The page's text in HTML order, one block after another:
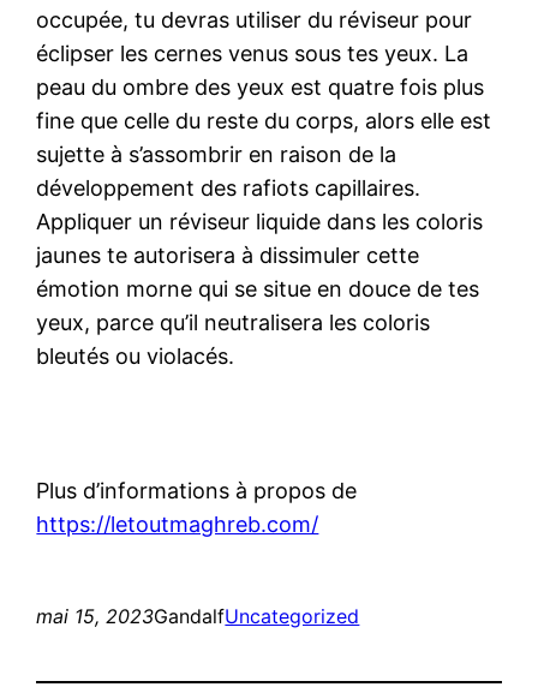
occupée, tu devras utiliser du réviseur pour
éclipser les cernes venus sous tes yeux. La
peau du ombre des yeux est quatre fois plus
fine que celle du reste du corps, alors elle est
sujette à s’assombrir en raison de la
développement des rafiots capillaires.
Appliquer un réviseur liquide dans les coloris
jaunes te autorisera à dissimuler cette
émotion morne qui se situe en douce de tes
yeux, parce qu’il neutralisera les coloris
bleutés ou violacés.
Plus d’informations à propos de
https://letoutmaghreb.com/
mai 15, 2023GandalfUncategorized